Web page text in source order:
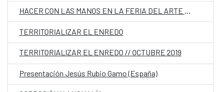
HACER CON LAS MANOS EN LA FERIA DEL ARTE LIBRE
TERRITORIALIZAR EL ENREDO
TERRITORIALIZAR EL ENREDO // OCTUBRE 2019
Presentación Jesús Rubio Gamo (España)